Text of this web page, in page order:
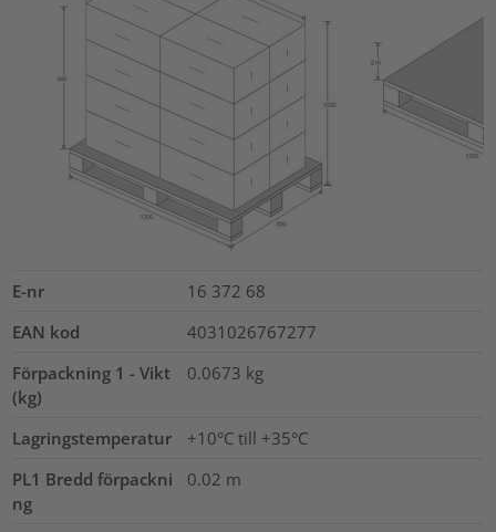
E-nr
16 372 68
EAN kod
4031026767277
Förpackning 1 - Vikt
(kg)
0.0673 kg
Lagringstemperatur
+10°C till +35°C
PL1 Bredd förpackni
ng
0.02 m